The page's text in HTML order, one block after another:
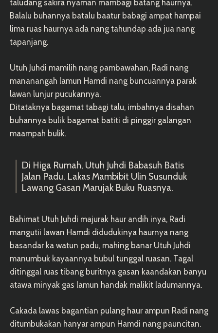
taludang sakira nyaman mambagi batang haurnya.
Balalu buhannya batalu baatur babagi ampat hampai
lima ruas haurnya ada nang tahundap ada jua nang
tapanjang.
Utuh Juhdi mamilih nang pambawahan, Radi nang
mananangah lamun Hamdi nang buncuannya parak
lawan lunjur pucukannya.
Ditataknya bagamat tabagi talu, imbahnya disahan
buhannya bulik bagamat batiti di pinggir galangan
maampah bulik.
Di Higa Rumah, Utuh Juhdi Babasuh Batis
Jalan Padu, Lakas Mambibit Ulin Susunduk
Lawang Gasan Marujak Buku Ruasnya.
Bahimat Utuh Juhdi majurak haur andih inya, Radi
mangutii lawan Hamdi didudukinya haurnya nang
basandar ka watun padu, mahing banar Utuh Juhdi
manumbuk kayaannya bubul tunggal ruasan. Tagal
ditinggal ruas tibang buritnya gasan kaandakan banyu
atawa minyak gas lamun handak malikit ladumannya.
Cakada lawas bagantian pulang haur ampun Radi nang
ditumbukakan hanyar ampun Hamdi nang pauncitan.